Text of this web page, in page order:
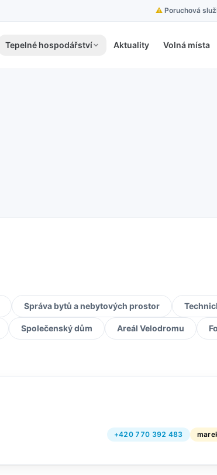
⚠ Poruchová
Tepelné hospodářství Aktuality Volná místa
Správa bytů a nebytových prostor
Společenský dům Areál Velodromu
+420 770 392 483